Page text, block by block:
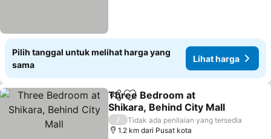
Pilih tanggal untuk melihat harga yang
sama
Lihat harga
BagikanTambahkan ke favorit
Three Bedroom at
Shikara, Behind City Mall
Lihat harga
/
Tidak ada penilaian yang tersedia
1.2 km dari Pusat kota